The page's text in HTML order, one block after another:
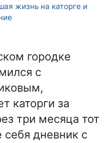
жизнь на каторге и
городке
с
каторги за
три месяца тот
себя дневник с